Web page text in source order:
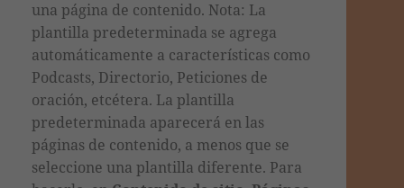
una página de contenido. Nota: La
plantilla predeterminada se agrega
automáticamente a características como
Podcasts, Directorio, Peticiones de
oración, etcétera. La plantilla
predeterminada aparecerá en las
páginas de contenido, a menos que se
seleccione una plantilla diferente. Para